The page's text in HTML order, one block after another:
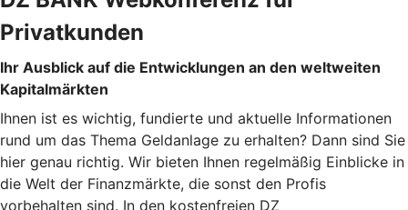
Privatkunden
Ihr Ausblick auf die Entwicklungen an den weltweiten
Kapitalmärkten
Ihnen ist es wichtig, fundierte und aktuelle Informationen
rund um das Thema Geldanlage zu erhalten? Dann sind Sie
hier genau richtig. Wir bieten Ihnen regelmäßig Einblicke in
die Welt der Finanzmärkte, die sonst den Profis
vorbehalten sind. In den kostenfreien DZ